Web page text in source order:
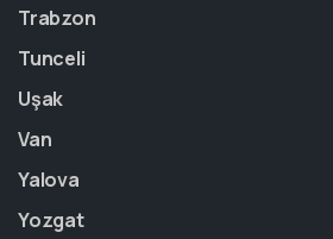
Trabzon
Tunceli
Uşak
Van
Yalova
Yozgat